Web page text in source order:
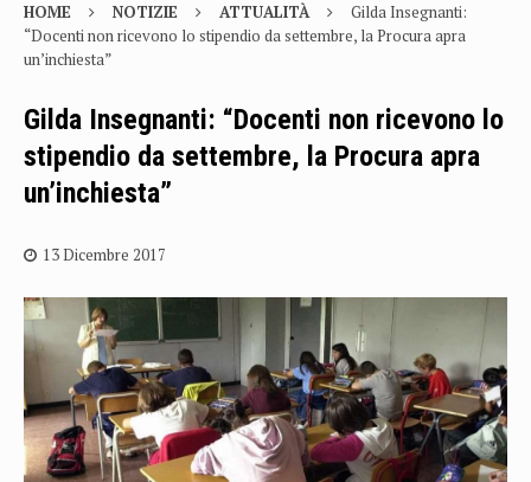
HOME NOTIZIE ATTUALITÀ
Gilda Insegnanti:
“Docenti non ricevono lo stipendio da settembre, la Procura apra
un’inchiesta”
Gilda Insegnanti: “Docenti non ricevono lo
stipendio da settembre, la Procura apra
un’inchiesta”
13 Dicembre 2017